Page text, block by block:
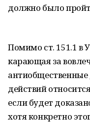
должно было
Помимо ст. 151.1 в
карающая за
антиобщественные
действий
если будет
хотя конкретно